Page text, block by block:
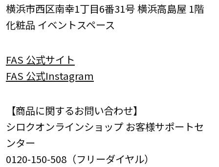
横浜市西区南幸1丁目6番31号 横浜高島屋 1階
化粧品 イベントスペース
FAS 公式サイト
FAS 公式Instagram
【商品に関するお問い合わせ】
シロクオンラインショップ お客様サポートセ
ンター
0120-150-508（フリーダイヤル）